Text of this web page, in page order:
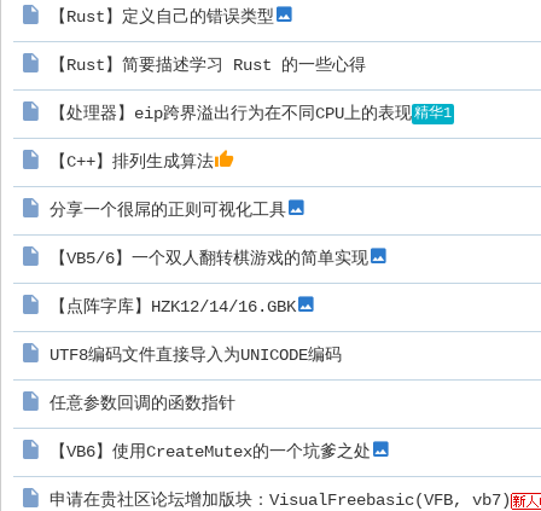
【Rust】定义自己的错误类型
【Rust】简要描述学习 Rust 的一些心得
【处理器】eip跨界溢出行为在不同CPU上的表现精华1
【C++】排列生成算法
分享一个很屌的正则可视化工具
【VB5/6】一个双人翻转棋游戏的简单实现
【点阵字库】HZK12/14/16.GBK
UTF8编码文件直接导入为UNICODE编码
任意参数回调的函数指针
【VB6】使用CreateMutex的一个坑爹之处
申请在贵社区论坛增加版块：VisualFreebasic(VFB, vb7)